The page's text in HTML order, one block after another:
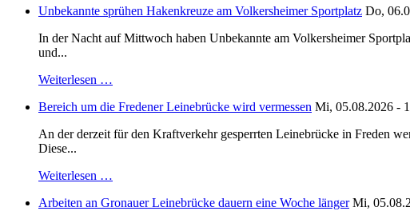
Unbekannte sprühen Hakenkreuze am Volkersheimer Sportplatz Do,
In der Nacht auf Mittwoch haben Unbekannte am Volkersheimer
und...
Weiterlesen …
Bereich um die Fredener Leinebrücke wird vermessen Mi, 05.08.2026 -
An der derzeit für den Kraftverkehr gesperrten Leinebrücke in Freden
Diese...
Weiterlesen …
Arbeiten an Gronauer Leinebrücke dauern eine Woche länger Mi,